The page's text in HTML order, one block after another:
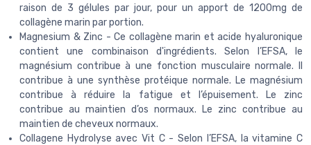
raison de 3 gélules par jour, pour un apport de 1200mg de
collagène marin par portion.
Magnesium & Zinc - Ce collagène marin et acide hyaluronique
contient une combinaison d'ingrédients. Selon l’EFSA, le
magnésium contribue à une fonction musculaire normale. Il
contribue à une synthèse protéique normale. Le magnésium
contribue à réduire la fatigue et l’épuisement. Le zinc
contribue au maintien d’os normaux. Le zinc contribue au
maintien de cheveux normaux.
Collagene Hydrolyse avec Vit C - Selon l’EFSA, la vitamine C